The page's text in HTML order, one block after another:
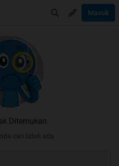
Masuk
Ditemukan
cari tidak ada